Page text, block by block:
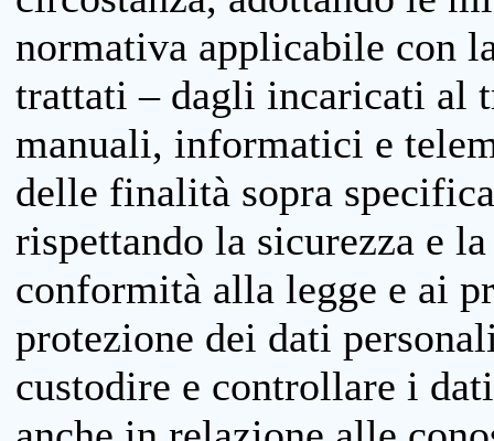
normativa applicabile con
trattati – dagli incaricati al
manuali, informatici e
delle finalità sopra
rispettando la sicurezza e
conformità alla legge e ai
protezione dei dati
custodire e controllare i